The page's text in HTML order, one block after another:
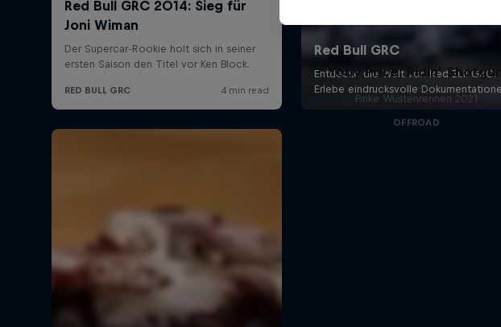
Toby Price: Ridin’ Shotgun
Finke Wüstenrennen 2021
OFFROAD